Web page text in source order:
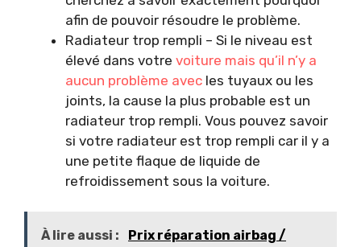
afin de pouvoir résoudre le problème.
Radiateur trop rempli – Si le niveau est
élevé dans votre voiture mais qu’il n’y a
aucun problème avec les tuyaux ou les
joints, la cause la plus probable est un
radiateur trop rempli. Vous pouvez savoir
si votre radiateur est trop rempli car il y a
une petite flaque de liquide de
refroidissement sous la voiture.
À lire aussi : Prix réparation airbag /